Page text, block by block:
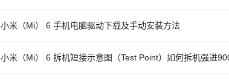
小米（Mi） 6 手机电脑驱动下载及手动安装方法
小米（Mi） 6 拆机短接示意图（Test Point）如何拆机强进